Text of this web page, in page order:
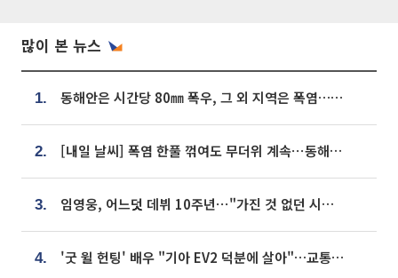
많이 본 뉴스
1. 동해안은 시간당 80㎜ 폭우, 그 외 지역은 폭염…‘극과 극 날씨’
2. [내일 날씨] 폭염 한풀 꺾여도 무더위 계속⋯동해안 이틀 연속 비
3. 임영웅, 어느덧 데뷔 10주년⋯"가진 것 없던 시절, 내 앞엔 20명의 팬뿐"
4. '굿 윌 헌팅' 배우 "기아 EV2 덕분에 살아"…교통사고 후 안전성 극찬